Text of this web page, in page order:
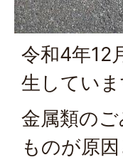
令和4年12
生していま
金属類の
ものが原